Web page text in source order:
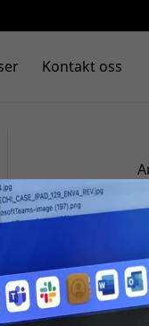
Kontakt oss
1
På